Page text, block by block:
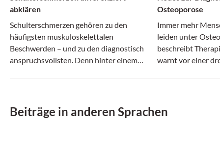
abklären
Schulterschmerzen gehören zu den
häufigsten muskuloskelettalen
Beschwerden – und zu den diagnostisch
anspruchsvollsten. Denn hinter einem
Osteoporose
Immer mehr
leiden unter
beschreibt
warnt vor einer
Beiträge in anderen Sprachen